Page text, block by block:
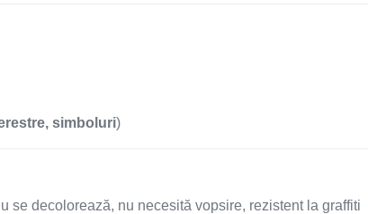
simboluri)
se decolorează, nu necesită vopsire, rezistent la graffiti